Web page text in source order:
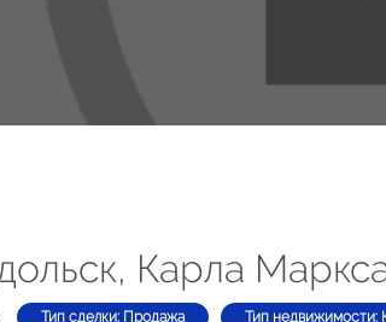
Карла
Тип сделки: Продажа Тип недвижимости: